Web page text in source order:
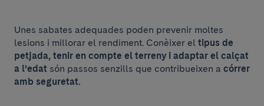
Unes sabates adequades poden prevenir moltes
lesions i millorar el rendiment. Conèixer el tipus de
petjada, tenir en compte el terreny i adaptar el calçat
a l’edat són passos senzills que contribueixen a córrer
amb seguretat.